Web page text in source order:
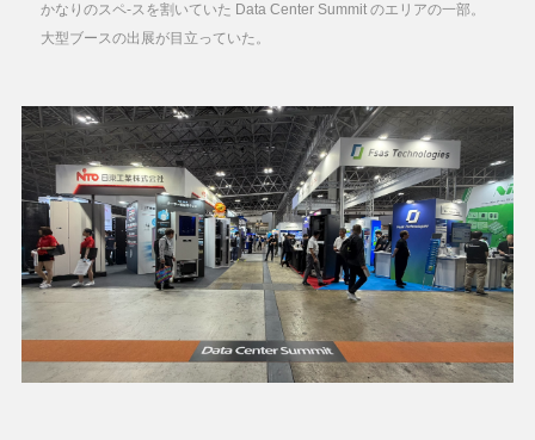
かなりのスペ-スを割いていた Data Center Summit のエリアの一部。
大型ブースの出展が目立っていた。